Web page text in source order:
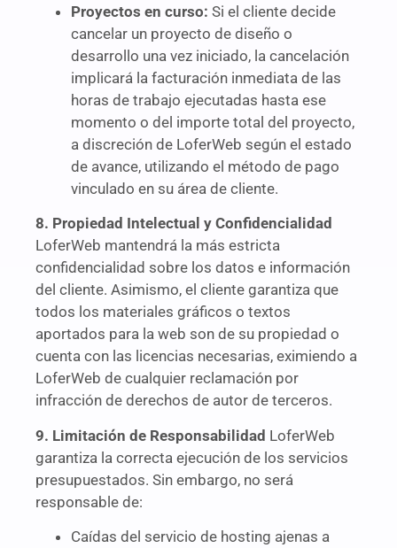
Proyectos en curso: Si el cliente decide
cancelar un proyecto de diseño o
desarrollo una vez iniciado, la cancelación
implicará la facturación inmediata de las
horas de trabajo ejecutadas hasta ese
momento o del importe total del proyecto,
a discreción de LoferWeb según el estado
de avance, utilizando el método de pago
vinculado en su área de cliente.
8. Propiedad Intelectual y Confidencialidad
LoferWeb mantendrá la más estricta
confidencialidad sobre los datos e información
del cliente. Asimismo, el cliente garantiza que
todos los materiales gráficos o textos
aportados para la web son de su propiedad o
cuenta con las licencias necesarias, eximiendo a
LoferWeb de cualquier reclamación por
infracción de derechos de autor de terceros.
9. Limitación de Responsabilidad LoferWeb
garantiza la correcta ejecución de los servicios
presupuestados. Sin embargo, no será
responsable de:
Caídas del servicio de hosting ajenas a